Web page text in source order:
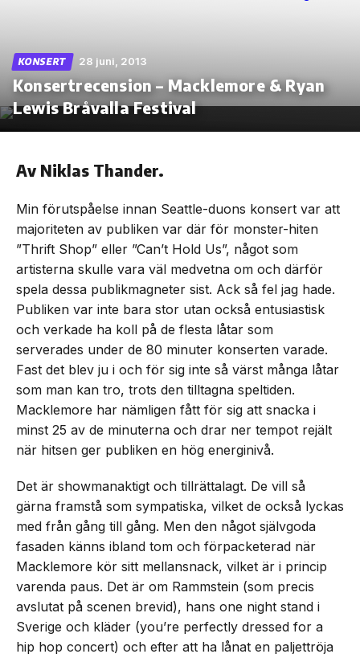
Skip
the
KONSERT 28 juni, 2013
Konsertrecension – Macklemore & Ryan
Lewis Bråvalla Festival
Av Niklas Thander.
Min förutspåelse innan Seattle-duons konsert var att
majoriteten av publiken var där för monster-hiten
”Thrift Shop” eller ”Can’t Hold Us”, något som
artisterna skulle vara väl medvetna om och därför
spela dessa publikmagneter sist. Ack så fel jag hade.
Publiken var inte bara stor utan också entusiastisk
och verkade ha koll på de flesta låtar som
serverades under de 80 minuter konserten varade.
Fast det blev ju i och för sig inte så värst många låtar
som man kan tro, trots den tilltagna speltiden.
Macklemore har nämligen fått för sig att snacka i
minst 25 av de minuterna och drar ner tempot rejält
när hitsen ger publiken en hög energinivå.
Det är showmanaktigt och tillrättalagt. De vill så
gärna framstå som sympatiska, vilket de också lyckas
med från gång till gång. Men den något självgoda
fasaden känns ibland tom och förpacketerad när
Macklemore kör sitt mellansnack, vilket är i princip
varenda paus. Det är om Rammstein (som precis
avslutat på scenen brevid), hans one night stand i
Sverige och kläder (you’re perfectly dressed for a
hip hop concert) och efter att ha lånat en paljettröja